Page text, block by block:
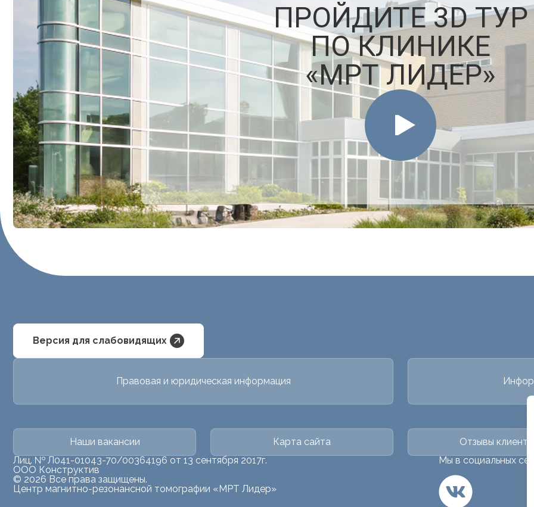
ПРОЙДИТЕ 3D ТУР
ПО КЛИНИКЕ
«МРТ ЛИДЕР»
Версия для слабовидящих
Правовая и юридическая информация
Наши вакансии Карта сайта
Отзывы
Лиц. № Л041-01043-70/00364196 от 13 сентября 2017г.
ООО Конструктив
© 2026 Все права защищены.
Центр магнитно-резонансной томографии «МРТ Лидер»
Мы в социальных